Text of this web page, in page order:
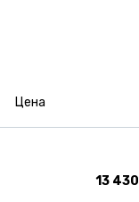
Цена
13 430